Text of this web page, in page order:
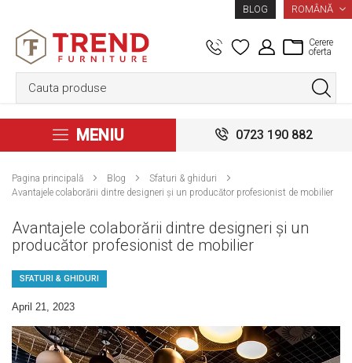
BLOG LIMBA
ROMÂNĂ
Cerere
oferta
MENIU 0723 190 882
Pagina principală Blog
Sfaturi & ghiduri
Avantajele colaborării dintre designeri și un producător profesionist de mobilier
Avantajele colaborării dintre designeri și un
producător profesionist de mobilier
SFATURI & GHIDURI
April 21, 2023